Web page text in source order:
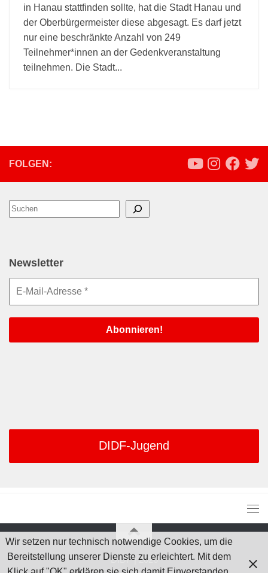
in Hanau stattfinden sollte, hat die Stadt Hanau und
der Oberbürgermeister diese abgesagt. Es darf jetzt
nur eine beschränkte Anzahl von 249
Teilnehmer*innen an der Gedenkveranstaltung
teilnehmen. Die Stadt...
FOLGEN:
Suchen
Newsletter
DIDF-Jugend
DIDF | 2026
Wir setzen nur technisch notwendige Cookies, um die
Bereitstellung unserer Dienste zu erleichtert. Mit dem